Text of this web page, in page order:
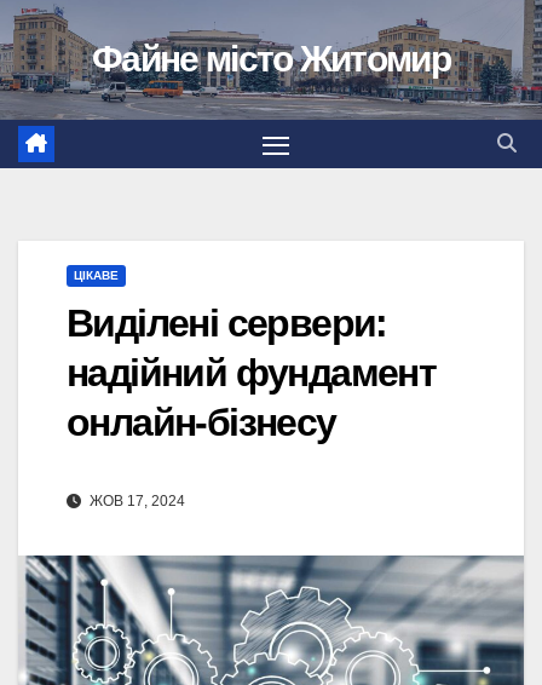
Перейти
до
вмісту
Файне місто Житомир
ЦІКАВЕ
Виділені сервери:
надійний фундамент
онлайн-бізнесу
ЖОВ 17, 2024